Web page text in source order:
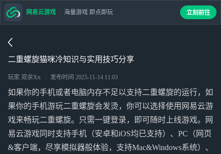
二重螺旋猫咪冷知识与实用技巧分享
玩家 双余Xn 发布时间 2025-11-14 11:03
如果你的手机或者电脑内存不足以支持二重螺旋的运行，如
果你的手机游玩二重螺旋会发烫，你可以选择使用网易云游
戏来畅玩二重螺旋。只需一键登录，即可随时上线游戏。网
易云游戏同时支持手机（安卓和iOS均已支持）、PC（网页
&客户端，尽享模拟器般体验，支持Mac&Windows系统）、
网易云游戏 海量游戏 即点即玩 立刻前往